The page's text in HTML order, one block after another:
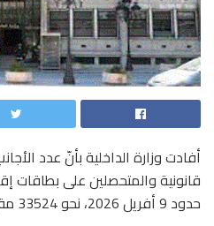
أفادت وزارة الداخلية بأنّ عدد
قانونية والمتحصلين على بطاقات
حدود 9 أفريل 2026، نحو 33524 مقيما.